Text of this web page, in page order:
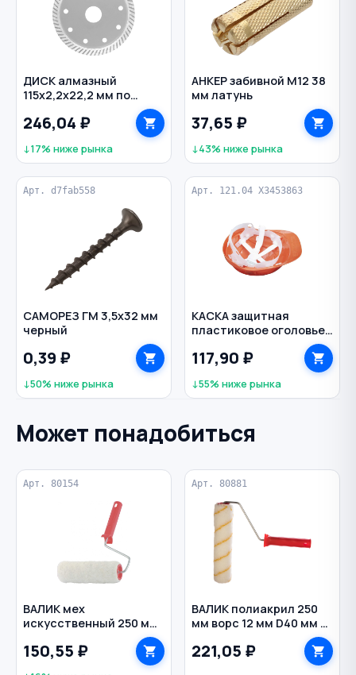
ДИСК алмазный
115х2,2х22,2 мм по
бетону сплошной турбо
VERTEXTOOLS
246,04 ₽
↓17% ниже рынка
АНКЕР забивной M12 38
мм латунь
37,65 ₽
↓43% ниже рынка
Арт. d7fab558
САМОРЕЗ ГМ 3,5х32 мм
черный
0,39 ₽
↓50% ниже рынка
Арт. 121.04 X3453863
КАСКА защитная
пластиковое оголовье
красный
117,90 ₽
↓55% ниже рынка
Может понадобиться
Арт. 80154
ВАЛИК мех
искусственный 250 мм
ручкой СИБРТЕХ
150,55 ₽
Арт. 80881
ВАЛИК полиакрил 250
мм ворс 12 мм D40 мм с
221,05 ₽